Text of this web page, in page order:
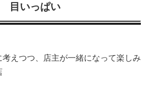
目いっぱい
えつつ、店主が一緒になって楽しみ